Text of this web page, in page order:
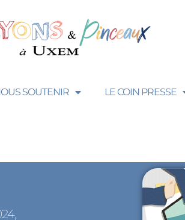
SOUTENIR LE COIN PRESSE